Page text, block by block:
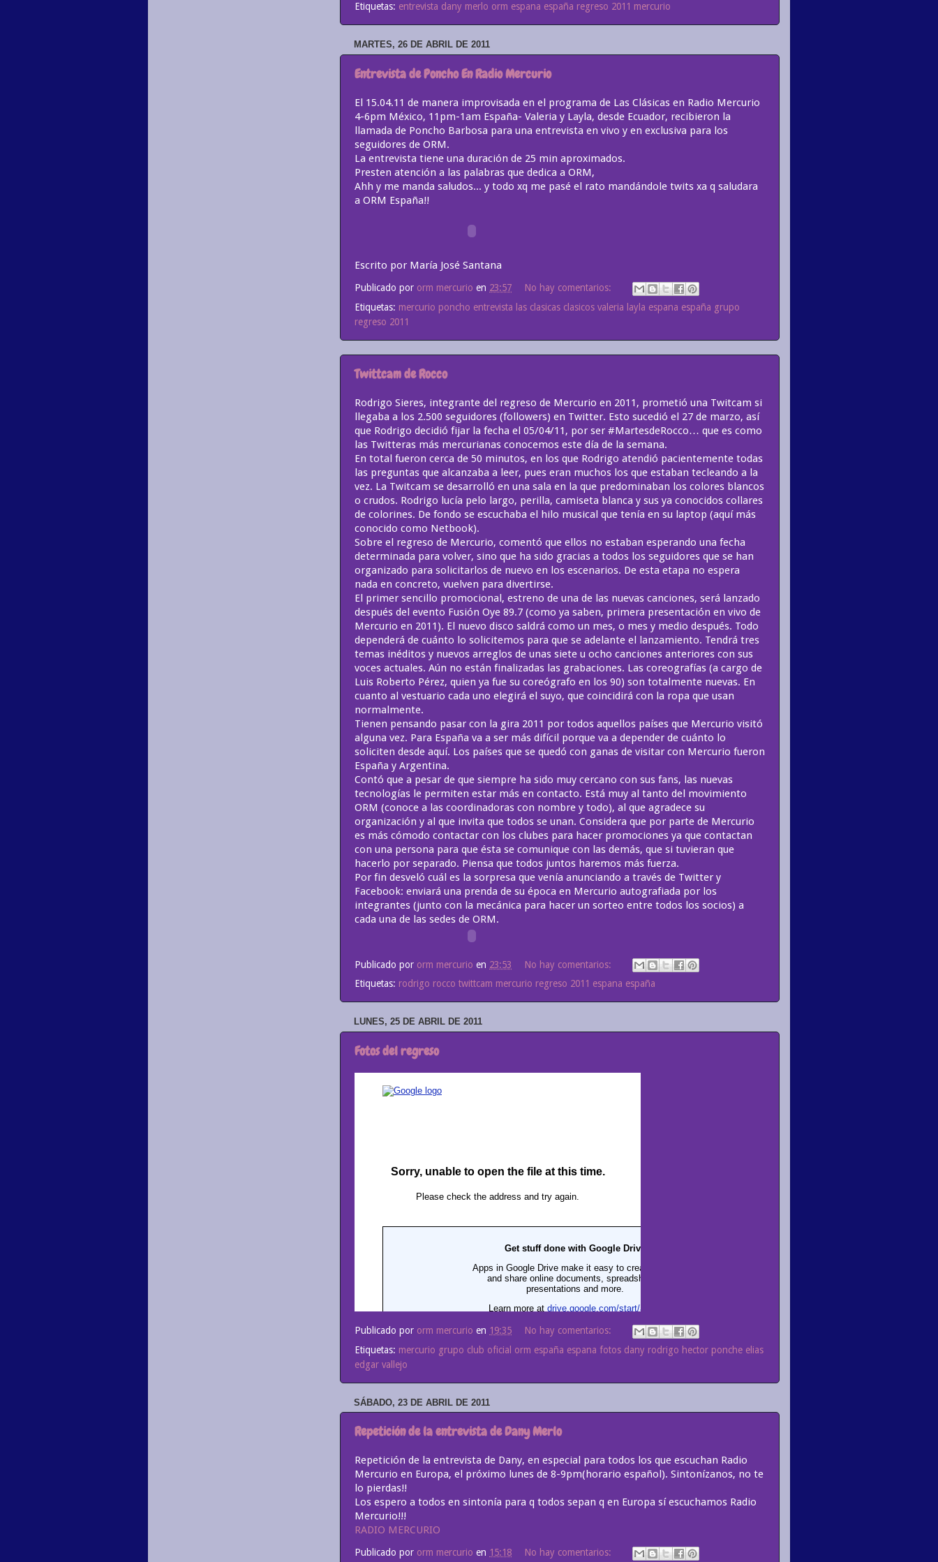
Etiquetas: entrevista dany merlo orm espana españa regreso 2011 mercurio
MARTES, 26 DE ABRIL DE 2011
Entrevista de Poncho En Radio Mercurio
El 15.04.11 de manera improvisada en el programa de Las Clásicas en Radio Mercurio
4-6pm México, 11pm-1am España- Valeria y Layla, desde Ecuador, recibieron la
llamada de Poncho Barbosa para una entrevista en vivo y en exclusiva para los
seguidores de ORM.
La entrevista tiene una duración de 25 min aproximados.
Presten atención a las palabras que dedica a ORM,
Ahh y me manda saludos... y todo xq me pasé el rato mandándole twits xa q saludara
a ORM España!!
Escrito por María José Santana
Publicado por orm mercurio en 23:57
No hay comentarios:
Etiquetas: mercurio poncho entrevista las clasicas clasicos valeria layla espana españa grupo
regreso 2011
Twittcam de Rocco
Rodrigo Sieres, integrante del regreso de Mercurio en 2011, prometió una Twitcam si
llegaba a los 2.500 seguidores (followers) en Twitter. Esto sucedió el 27 de marzo, así
que Rodrigo decidió fijar la fecha el 05/04/11, por ser #MartesdeRocco… que es como
las Twitteras más mercurianas conocemos este día de la semana.
En total fueron cerca de 50 minutos, en los que Rodrigo atendió pacientemente todas
las preguntas que alcanzaba a leer, pues eran muchos los que estaban tecleando a la
vez. La Twitcam se desarrolló en una sala en la que predominaban los colores blancos
o crudos. Rodrigo lucía pelo largo, perilla, camiseta blanca y sus ya conocidos collares
de colorines. De fondo se escuchaba el hilo musical que tenía en su laptop (aquí más
conocido como Netbook).
Sobre el regreso de Mercurio, comentó que ellos no estaban esperando una fecha
determinada para volver, sino que ha sido gracias a todos los seguidores que se han
organizado para solicitarlos de nuevo en los escenarios. De esta etapa no espera
nada en concreto, vuelven para divertirse.
El primer sencillo promocional, estreno de una de las nuevas canciones, será lanzado
después del evento Fusión Oye 89.7 (como ya saben, primera presentación en vivo de
Mercurio en 2011). El nuevo disco saldrá como un mes, o mes y medio después. Todo
dependerá de cuánto lo solicitemos para que se adelante el lanzamiento. Tendrá tres
temas inéditos y nuevos arreglos de unas siete u ocho canciones anteriores con sus
voces actuales. Aún no están finalizadas las grabaciones. Las coreografías (a cargo de
Luis Roberto Pérez, quien ya fue su coreógrafo en los 90) son totalmente nuevas. En
cuanto al vestuario cada uno elegirá el suyo, que coincidirá con la ropa que usan
normalmente.
Tienen pensando pasar con la gira 2011 por todos aquellos países que Mercurio visitó
alguna vez. Para España va a ser más difícil porque va a depender de cuánto lo
soliciten desde aquí. Los países que se quedó con ganas de visitar con Mercurio fueron
España y Argentina.
Contó que a pesar de que siempre ha sido muy cercano con sus fans, las nuevas
tecnologías le permiten estar más en contacto. Está muy al tanto del movimiento
ORM (conoce a las coordinadoras con nombre y todo), al que agradece su
organización y al que invita que todos se unan. Considera que por parte de Mercurio
es más cómodo contactar con los clubes para hacer promociones ya que contactan
con una persona para que ésta se comunique con las demás, que si tuvieran que
hacerlo por separado. Piensa que todos juntos haremos más fuerza.
Por fin desveló cuál es la sorpresa que venía anunciando a través de Twitter y
Facebook: enviará una prenda de su época en Mercurio autografiada por los
integrantes (junto con la mecánica para hacer un sorteo entre todos los socios) a
cada una de las sedes de ORM.
Publicado por orm mercurio en 23:53
No hay comentarios:
Etiquetas: rodrigo rocco twittcam mercurio regreso 2011 espana españa
LUNES, 25 DE ABRIL DE 2011
Fotos del regreso
Publicado por orm mercurio en 19:35
No hay comentarios:
Etiquetas: mercurio grupo club oficial orm españa espana fotos dany rodrigo hector ponche elias
edgar vallejo
SÁBADO, 23 DE ABRIL DE 2011
Repetición de la entrevista de Dany Merlo
Repetición de la entrevista de Dany, en especial para todos los que escuchan Radio
Mercurio en Europa, el próximo lunes de 8-9pm(horario español). Sintonízanos, no te
lo pierdas!!
Los espero a todos en sintonía para q todos sepan q en Europa sí escuchamos Radio
Mercurio!!!
RADIO MERCURIO
Publicado por orm mercurio en 15:18 No hay comentarios: